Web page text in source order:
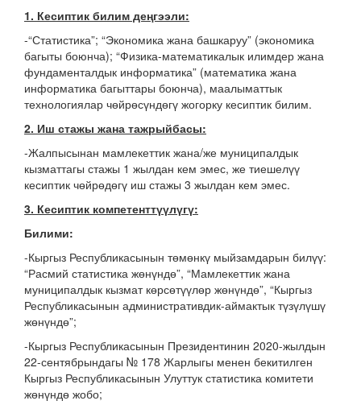
1. Кесиптик билим деңгээли:
-“Статистика”; “Экономика жана башкаруу” (экономика
багыты боюнча); “Физика-математикалык илимдер жана
фундаменталдык информатика” (математика жана
информатика багыттары боюнча), маалыматтык
технологиялар чөйрөсүндөгү жогорку кесиптик билим.
2. Иш стажы жана тажрыйбасы:
-Жалпысынан мамлекеттик жана/же муниципалдык
кызматтагы стажы 1 жылдан кем эмес, же тиешелүү
кесиптик чөйрөдөгү иш стажы 3 жылдан кем эмес.
3. Кесиптик компетенттүүлүгү:
Билими:
-Кыргыз Республикасынын төмөнкү мыйзамдарын билүү:
“Расмий статистика жөнүндө”, “Мамлекеттик жана
муниципалдык кызмат көрсөтүүлөр жөнүндө”, “Кыргыз
Республикасынын административдик-аймактык түзүлүшү
жөнүндө”;
-Кыргыз Республикасынын Президентинин 2020-жылдын
22-сентябрындагы № 178 Жарлыгы менен бекитилген
Кыргыз Республикасынын Улуттук статистика комитети
жөнүндө жобо;